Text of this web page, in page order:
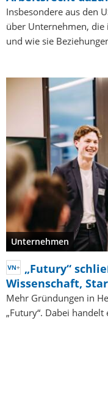
Insbesondere aus den
über Unternehmen,
und wie sie
Unternehmen
„Futury“
Wissenschaft,
Mehr Gründungen in
„Futury“. Dabei